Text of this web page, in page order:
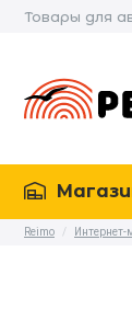
Товары для
Reimo / Интернет-